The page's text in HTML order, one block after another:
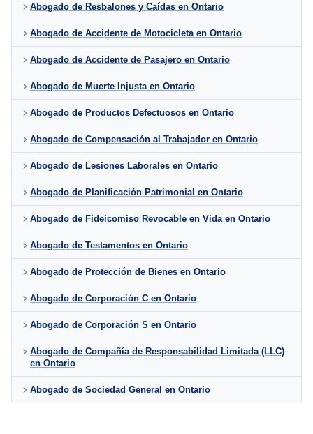
Abogado de Resbalones y Caídas en Ontario
Abogado de Accidente de Motocicleta en Ontario
Abogado de Accidente de Pasajero en Ontario
Abogado de Muerte Injusta en Ontario
Abogado de Productos Defectuosos en Ontario
Abogado de Compensación al Trabajador en Ontario
Abogado de Lesiones Laborales en Ontario
Abogado de Planificación Patrimonial en Ontario
Abogado de Fideicomiso Revocable en Vida en Ontario
Abogado de Testamentos en Ontario
Abogado de Protección de Bienes en Ontario
Abogado de Corporación C en Ontario
Abogado de Corporación S en Ontario
Abogado de Compañía de Responsabilidad Limitada (LLC)
en Ontario
Abogado de Sociedad General en Ontario